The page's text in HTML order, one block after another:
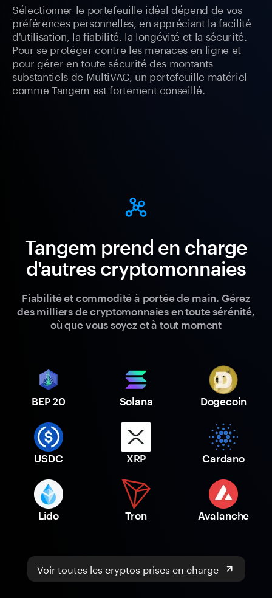
Sélectionner le portefeuille idéal dépend de vos
préférences personnelles, en appréciant la facilité
d'utilisation, la fiabilité, la longévité et la sécurité.
Pour se protéger contre les menaces en ligne et
pour gérer en toute sécurité des montants
substantiels de MultiVAC, un portefeuille matériel
comme Tangem est fortement conseillé.
Tangem prend en charge
d'autres cryptomonnaies
Fiabilité et commodité à portée de main. Gérez
des milliers de cryptomonnaies en toute sérénité,
où que vous soyez et à tout moment
BEP 20 Solana Dogecoin
USDC XRP Cardano
Lido Tron Avalanche
Voir toutes les cryptos prises en charge